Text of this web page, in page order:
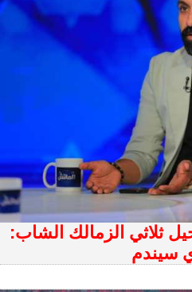
ثلاثي الزمالك الشاب:
سيندم